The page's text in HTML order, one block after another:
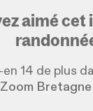
aimé
14 de plus
Zoom Bretagne